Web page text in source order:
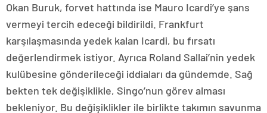
Okan Buruk, forvet hattında ise Mauro Icardi’ye şans
vermeyi tercih edeceği bildirildi. Frankfurt
karşılaşmasında yedek kalan Icardi, bu fırsatı
değerlendirmek istiyor. Ayrıca Roland Sallai’nin yedek
kulübesine gönderileceği iddiaları da gündemde. Sağ
bekten tek değişiklikle, Singo’nun görev alması
bekleniyor. Bu değişiklikler ile birlikte takımın savunma